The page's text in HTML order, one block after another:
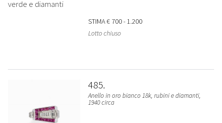
STIMA€ 700 - 1.200
Lotto chiuso
485
Anello in oro bianco 18k, rubini e diamanti,
1940 circa